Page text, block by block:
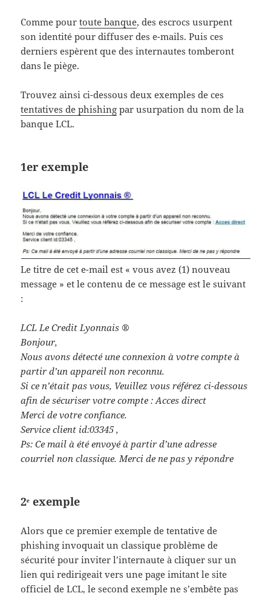
Comme pourtoute banque, des escrocs usurpent
son identité pour diffuser des e-mails. Puis ces
derniers espèrent que des internautes tomberont
dans le piège.
Trouvez ainsi ci-dessous deux exemples de ces
tentatives de phishing par usurpation du nom de la
banque LCL.
1er exemple
Le titre de cet e-mail est « vous avez (1) nouveau
message » et le contenu de ce message est le suivant
:
LCL Le Credit Lyonnais ®
Bonjour,
Nous avons détecté une connexion à votre compte à
partir d’un appareil non reconnu.
Si ce n’était pas vous, Veuillez vous référez ci-dessous
afin de sécuriser votre compte : Acces direct
Merci de votre confiance.
Service client id:03345 ,
Ps: Ce mail à été envoyé à partir d’une adresse
courriel non classique. Merci de ne pas y répondre
2ᵉ exemple
Alors que ce premier exemple de tentative de
phishing invoquait un classique problème de
sécurité pour inviter l’internaute à cliquer sur un
lien qui redirigeait vers une page imitant le site
officiel de LCL, le second exemple ne s’embête pas